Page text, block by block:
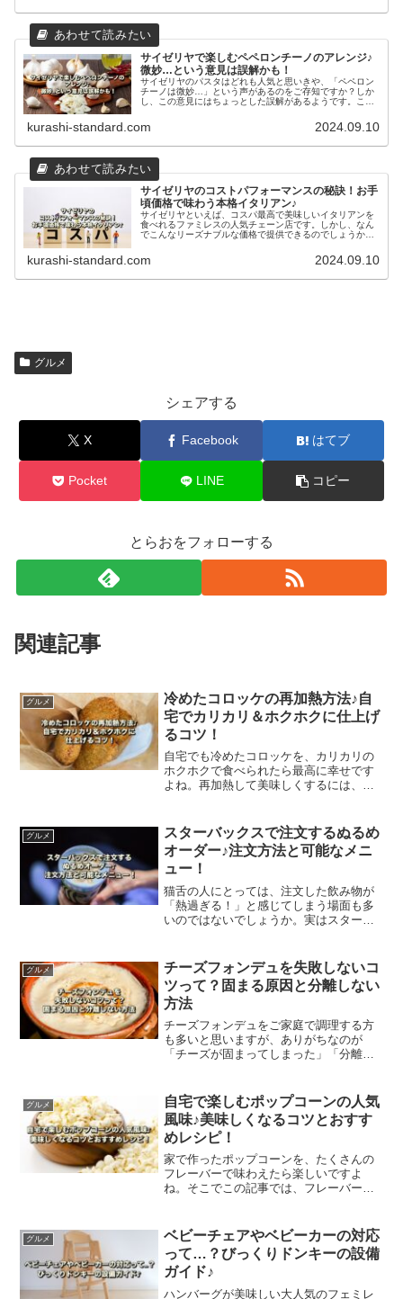
サイゼリヤで楽しむペペロンチーノのアレンジ♪
微妙…という意見は誤解かも！
サイゼリヤのパスタはどれも人気と思いきや、「ペペロン
チーノは微妙…」という声があるのをご存知ですか？しか
し、この意見にはちょっとした誤解があるようです。この
kurashi-standard.com 2024.09.10
サイゼリヤのコストパフォーマンスの秘訣！お手
頃価格で味わう本格イタリアン♪
サイゼリヤといえば、コスパ最高で美味しいイタリアンを
食べれるファミレスの人気チェーン店です。しかし、なん
でこんなリーズナブルな価格で提供できるのでしょうか？
kurashi-standard.com 2024.09.10
グルメ
シェアする
X Facebook はてブ
Pocket LINE コピー
とらおをフォローする
関連記事
グルメ
冷めたコロッケの再加熱方法♪自
宅でカリカリ＆ホクホクに仕上げ
るコツ！
自宅でも冷めたコロッケを、カリカリの
ホクホクで食べられたら最高に幸せです
よね。再加熱して美味しくするには、コ
単に温め直すおすすめの方法についてご
紹介します。
グルメ
スターバックスで注文するぬるめ
オーダー♪注文方法と可能なメニ
ュー！
猫舌の人にとっては、注文した飲み物が
「熱過ぎる！」と感じてしまう場面も多
いのではないでしょうか。実はスターバ
は、ぬるめオーダーの注文方法と可能メ
ニューをご紹介します。
グルメ
チーズフォンデュを失敗しないコ
ツって？固まる原因と分離しない
方法
チーズフォンデュをご家庭で調理する方
も多いと思いますが、ありがちなのが
「チーズが固まってしまった」「分離し
因と、分離しない方法をご紹介します。
グルメ
自宅で楽しむポップコーンの人気
風味♪美味しくなるコツとおすす
めレシピ！
家で作ったポップコーンを、たくさんの
フレーバーで味わえたら楽しいですよ
ね。そこでこの記事では、フレーバーが
にして、作ってみてください。
グルメ
ベビーチェアやベビーカーの対応
って…？びっくりドンキーの設備
ガイド♪
ハンバーグが美味しい大人気のフェミレ